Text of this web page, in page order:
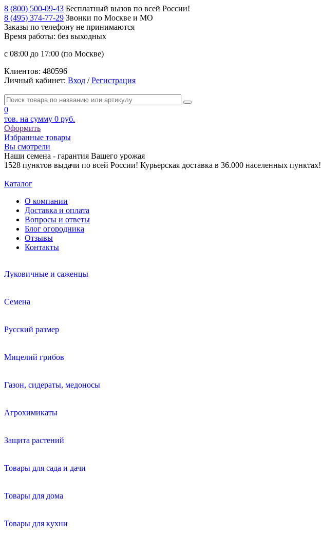
8 (800) 500-09-43 Бесплатный вызов по всей России!
8 (495) 374-77-29 Звонки по Москве и МО
Заказы по телефону не принимаются
Время работы: без выходных
с 08:00 до 17:00 (по Москве)
Клиентов: 480596
Личный кабинет: Вход /Регистрация
0
тов. на сумму 0 руб.
Оформить
Избранные товары
Вы смотрели
Наши семена - гарантия Вашего урожая
1528 пунктов выдачи по всей России! Курьерская доставка в 36.000 населенных пунктах!
Каталог
О компании
Доставка и оплата
Вопросы и ответы
Блог огородника
Отзывы
Контакты
Луковичные и саженцы
Семена
Русский размер
Мицелий грибов
Газон, сидераты, медоносы
Агрохимикаты
Защита растений
Товары для сада и дачи
Товары для дома
Товары для кухни